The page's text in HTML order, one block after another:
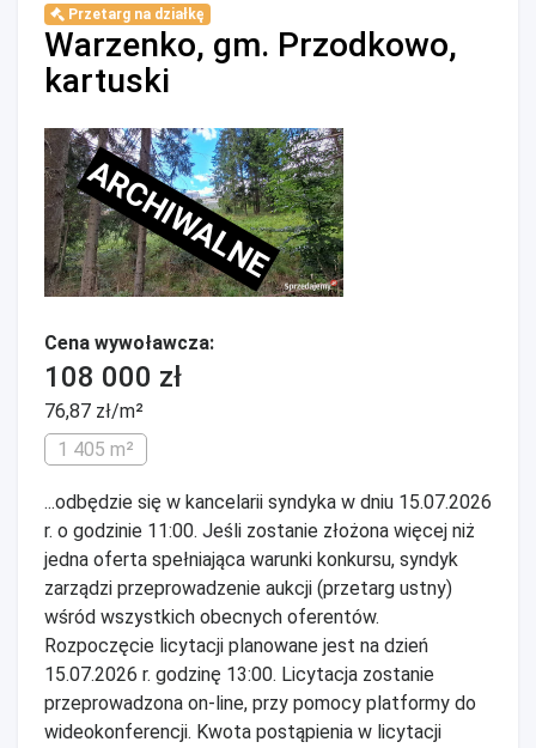
Przetarg na działkę
Warzenko, gm. Przodkowo,
kartuski
ARCHIWALNE
Cena wywoławcza:
108 000 zł
76,87 zł/m²
1 405 m²
...odbędzie się w kancelarii syndyka w dniu 15.07.2026
r. o godzinie 11:00. Jeśli zostanie złożona więcej niż
jedna oferta spełniająca warunki konkursu, syndyk
zarządzi przeprowadzenie aukcji (przetarg ustny)
wśród wszystkich obecnych oferentów.
Rozpoczęcie licytacji planowane jest na dzień
15.07.2026 r. godzinę 13:00. Licytacja zostanie
przeprowadzona on-line, przy pomocy platformy do
wideokonferencji. Kwota postąpienia w licytacji